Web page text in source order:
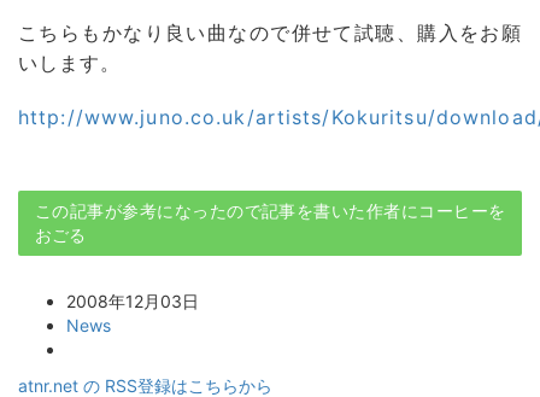
こちらもかなり良い曲なので併せて試聴、購入をお願
いします。
http://www.juno.co.uk/artists/Kokuritsu/
この記事が参考になったので記事を書いた作者にコーヒーを
おごる
2008年12月03日
News
atnr.net の RSS登録はこちらから